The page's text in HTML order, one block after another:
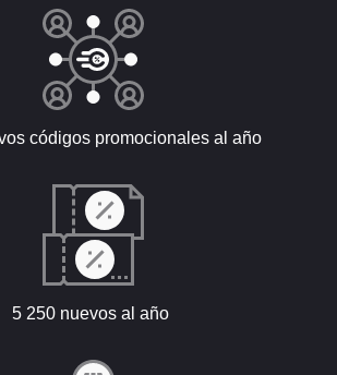
códigos promocionales al año
5 250 nuevos al año